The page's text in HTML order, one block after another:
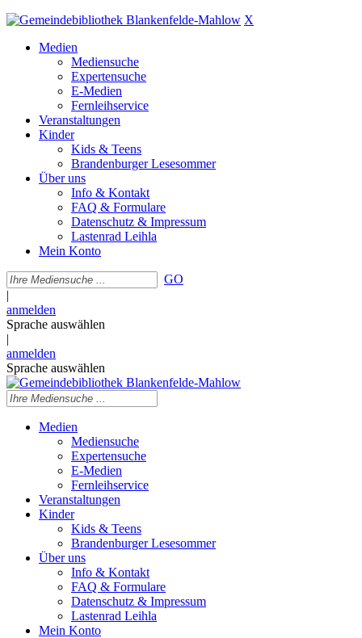
X
Medien
Mediensuche
Expertensuche
E-Medien
Fernleihservice
Veranstaltungen
Kinder
Kids & Teens
Brandenburger Lesesommer
Über uns
Info & Kontakt
FAQ & Formulare
Datenschutz & Impressum
Lastenrad Leihla
Mein Konto
GO
|
anmelden
Sprache auswählen
|
anmelden
Sprache auswählen
Medien
Mediensuche
Expertensuche
E-Medien
Fernleihservice
Veranstaltungen
Kinder
Kids & Teens
Brandenburger Lesesommer
Über uns
Info & Kontakt
FAQ & Formulare
Datenschutz & Impressum
Lastenrad Leihla
Mein Konto